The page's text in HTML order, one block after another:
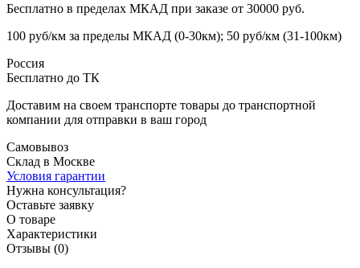
Бесплатно в пределах МКАД при заказе от 30000 руб.
100 руб/км за пределы МКАД (0-30км); 50 руб/км (31-100км)
Россия
Бесплатно до ТК
Доставим на своем транспорте товары до транспортной
компании для отправки в ваш город
Самовывоз
Склад в Москве
Условия гарантии
Нужна консультация?
Оставьте заявку
О товаре
Характеристики
Отзывы (0)